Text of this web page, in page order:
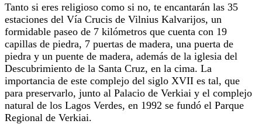
Tanto si eres religioso como si no, te encantarán las 35
estaciones del Vía Crucis de Vilnius Kalvarijos, un
formidable paseo de 7 kilómetros que cuenta con 19
capillas de piedra, 7 puertas de madera, una puerta de
piedra y un puente de madera, además de la iglesia del
Descubrimiento de la Santa Cruz, en la cima. La
importancia de este complejo del siglo XVII es tal, que
para preservarlo, junto al Palacio de Verkiai y el complejo
natural de los Lagos Verdes, en 1992 se fundó el Parque
Regional de Verkiai.